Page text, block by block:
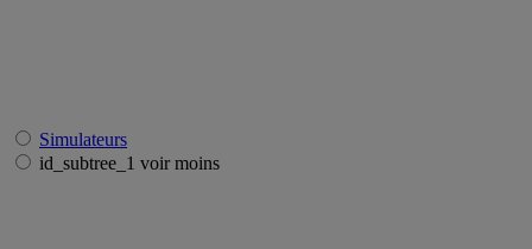
Simulateurs
id_subtree_1 voir moins